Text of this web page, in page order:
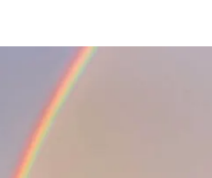
HOME
AFSPRAAK MAKEN